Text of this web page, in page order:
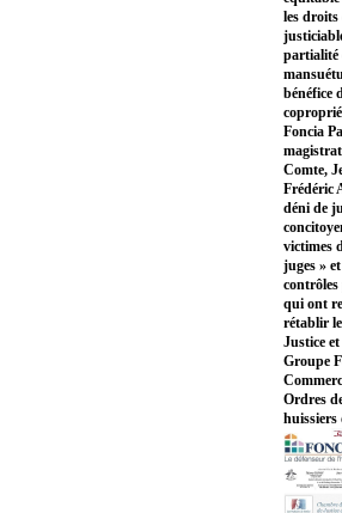
les droits
partialité
bénéfice
Foncia
Comte,
Frédéric
déni de
victimes
juges »
qui ont
rétablir
Justice
Groupe
Ordres
huissiers